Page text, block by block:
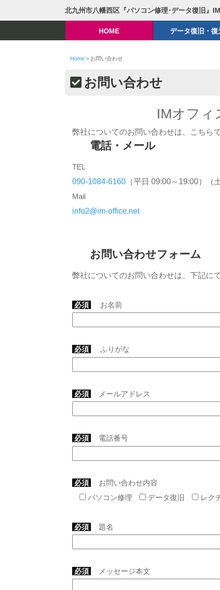
北九州市八幡西区『パソコン修理･データ復旧』
HOME データ復旧・復
Home> お問い合わせ
お問い合わせ
IMオフィ
弊社についてのお問い合わせは、こちら
電話・メール
TEL
090-1084-6160 （平日 09:00～19:00）
Mail
info2@im-office.net
お問い合わせフォーム
弊社についてのお問い合わせは、下記に
必須 お名前
必須 ふりがな
必須 メールアドレス
必須 電話番号
必須
お問い合わせ内容
パソコン修理
データ復旧 レク
必須 題名
必須 メッセージ本文